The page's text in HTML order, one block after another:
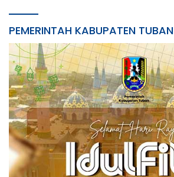
PEMERINTAH KABUPATEN TUBAN